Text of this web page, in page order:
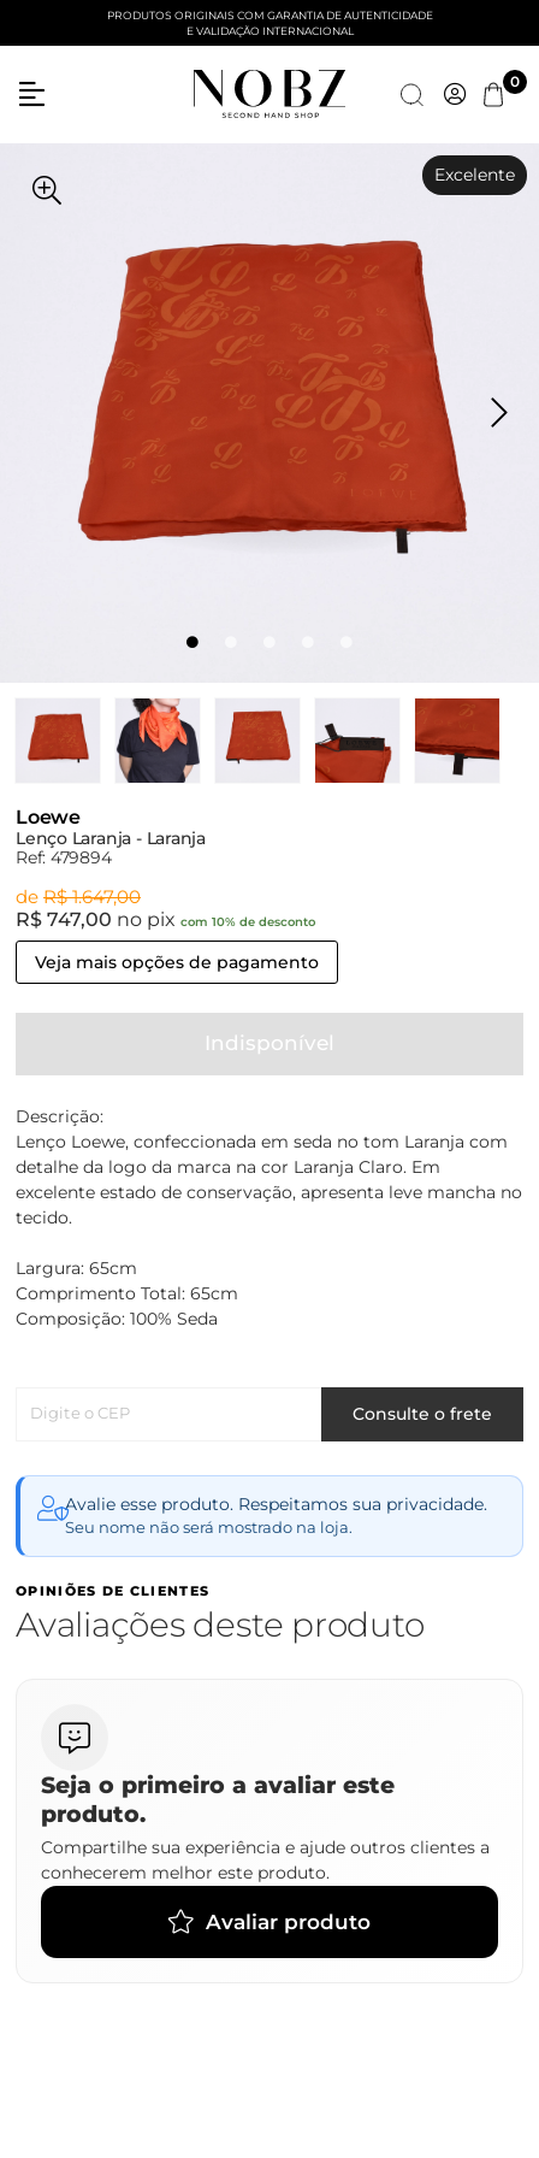
PRODUTOS ORIGINAIS COM GARANTIA DE AUTENTICIDADE
E VALIDAÇÃO INTERNACIONAL
0
Excelente
Loewe
Lenço Laranja - Laranja
Ref: 479894
de R$ 1.647,00
R$ 747,00 no pix com 10% de desconto
Veja mais opções de pagamento
Indisponível
Descrição:
Lenço Loewe, confeccionada em seda no tom Laranja com
detalhe da logo da marca na cor Laranja Claro. Em
excelente estado de conservação, apresenta leve mancha no
tecido.
Largura: 65cm
Comprimento Total: 65cm
Composição: 100% Seda
Digite o CEP Consulte o frete
Avalie esse produto. Respeitamos sua privacidade.
Seu nome não será mostrado na loja.
OPINIÕES DE CLIENTES
Avaliações deste produto
Seja o primeiro a avaliar este
produto.
Compartilhe sua experiência e ajude outros clientes a
conhecerem melhor este produto.
Avaliar produto